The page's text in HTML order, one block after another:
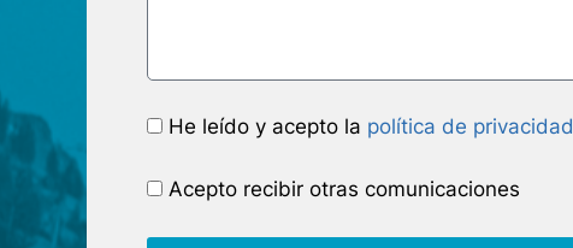
He leído y acepto la política de privacidad
Acepto recibir otras comunicaciones